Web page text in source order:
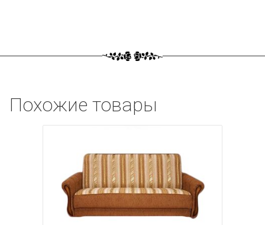
Похожие товары